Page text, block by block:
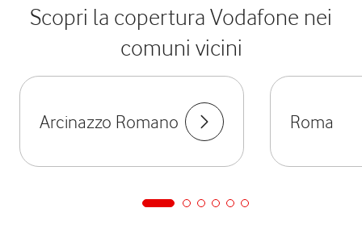
Scopri la copertura Vodafone nei
comuni vicini
Arcinazzo Romano Roma